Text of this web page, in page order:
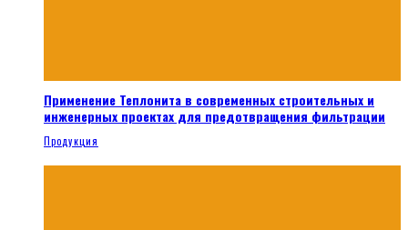
Применение Теплонита в современных строительных и
инженерных проектах для предотвращения фильтрации
Продукция